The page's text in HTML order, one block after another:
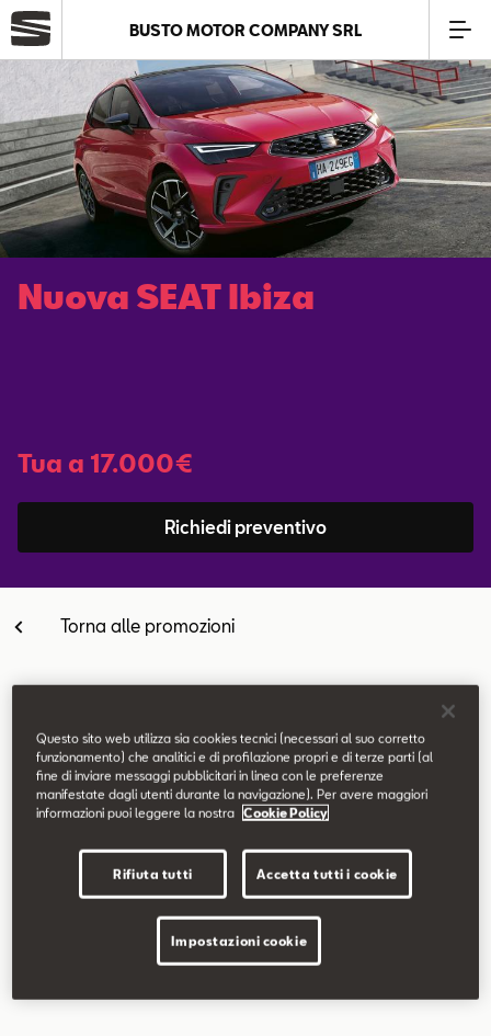
Azienda
Modelli
Offerte
Service
Contatti
BUSTO MOTOR COMPANY SRL
Nuova SEAT Ibiza
Tua a 17.000€
Richiedi preventivo
Torna alle promozioni
Equipaggiamenti di serie
SEAT Virtual Cockpit da 8"
Cerchi in lega da 15"
Climatizzatore
Chiusura centralizzata
Questo sito web utilizza sia cookies tecnici (necessari al suo corretto
funzionamento) che analitici e di profilazione propri e di terze parti (al
fine di inviare messaggi pubblicitari in linea con le preferenze
manifestate dagli utenti durante la navigazione). Per avere maggiori
informazioni puoi leggere la nostra
Cookie Policy
Rifiuta tutti Accetta tutti i cookie
Impostazioni cookie